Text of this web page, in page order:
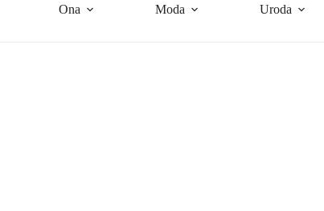
Ona Moda Uroda